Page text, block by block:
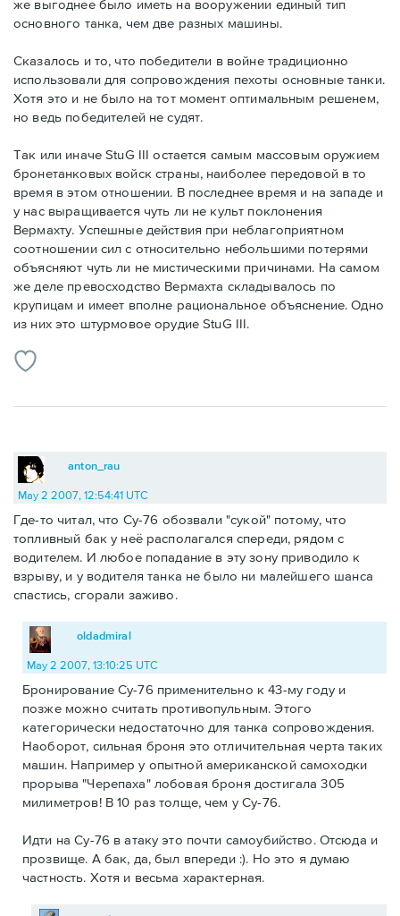
же выгоднее было иметь на вооружении единый тип
основного танка, чем две разных машины.
Сказалось и то, что победители в войне традиционно
использовали для сопровождения пехоты основные танки.
Хотя это и не было на тот момент оптимальным решенем,
но ведь победителей не судят.
Так или иначе StuG III остается самым массовым оружием
бронетанковых войск страны, наиболее передовой в то
время в этом отношении. В последнее время и на западе и
у нас выращивается чуть ли не культ поклонения
Вермахту. Успешные действия при неблагоприятном
соотношении сил с относительно небольшими потерями
объясняют чуть ли не мистическими причинами. На самом
же деле превосходство Вермахта складывалось по
крупицам и имеет вполне рациональное объяснение. Одно
из них это штурмовое орудие StuG III.
anton_rau
May 2 2007, 12:54:41 UTC
Где-то читал, что Су-76 обозвали "сукой" потому, что
топливный бак у неё располагался спереди, рядом с
водителем. И любое попадание в эту зону приводило к
взрыву, и у водителя танка не было ни малейшего шанса
спастись, сгорали заживо.
oldadmiral
May 2 2007, 13:10:25 UTC
Бронирование Су-76 применительно к 43-му году и
позже можно считать противопульным. Этого
категорически недостаточно для танка сопровождения.
Наоборот, сильная броня это отличительная черта таких
машин. Например у опытной американской самоходки
прорыва "Черепаха" лобовая броня достигала 305
милиметров! В 10 раз толще, чем у Су-76.
Идти на Су-76 в атаку это почти самоубийство. Отсюда и
прозвище. А бак, да, был впереди :). Но это я думаю
частность. Хотя и весьма характерная.